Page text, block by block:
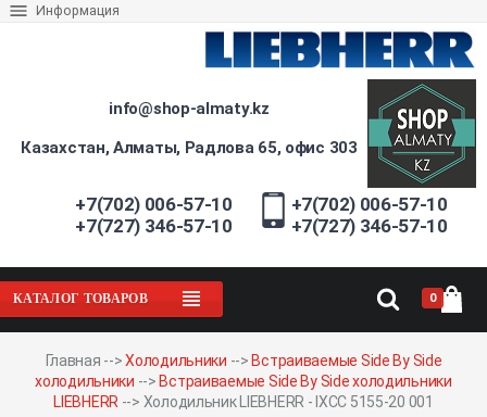
Информация
+7(702) 006-57-10
+7(727) 346-57-10
+7(702) 006-57-10
+7(727) 346-57-10
info@shop-almaty.kz
Казахстан, Алматы, Радлова 65, офис 303
КАТАЛОГ ТОВАРОВ 0
Главная -->Холодильники --> Встраиваемые Side By Side
холодильники --> Встраиваемые Side By Side холодильники
LIEBHERR --> Холодильник LIEBHERR - IXCC 5155-20 001